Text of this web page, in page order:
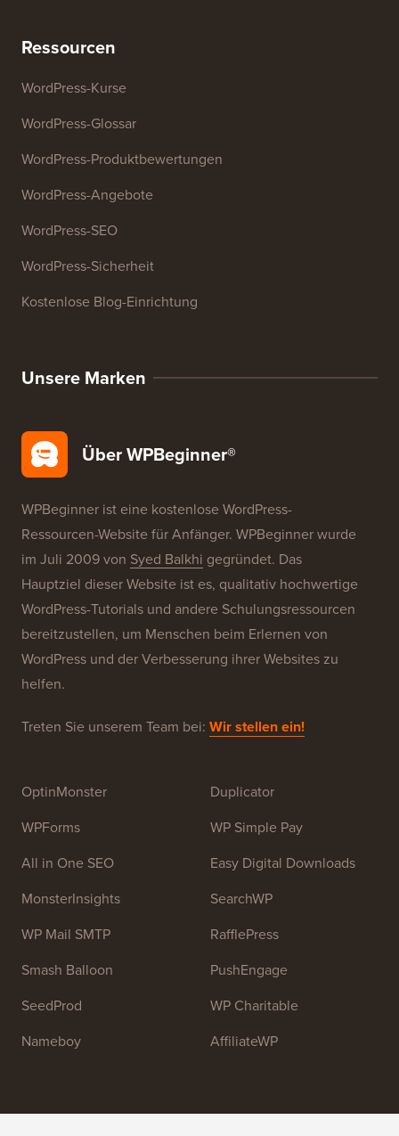
Ressourcen
WordPress-Kurse
WordPress-Glossar
WordPress-Produktbewertungen
WordPress-Angebote
WordPress-SEO
WordPress-Sicherheit
Kostenlose Blog-Einrichtung
Unsere Marken
Über WPBeginner®
WPBeginner ist eine kostenlose WordPress-
Ressourcen-Website für Anfänger. WPBeginner wurde
im Juli 2009 von Syed Balkhi gegründet. Das
Hauptziel dieser Website ist es, qualitativ hochwertige
WordPress-Tutorials und andere Schulungsressourcen
bereitzustellen, um Menschen beim Erlernen von
WordPress und der Verbesserung ihrer Websites zu
helfen.
Treten Sie unserem Team bei: Wir stellen ein!
OptinMonster
WPForms
All in One SEO
MonsterInsights
WP Mail SMTP
Smash Balloon
SeedProd
Nameboy
Duplicator
WP Simple Pay
Easy Digital Downloads
SearchWP
RafflePress
PushEngage
WP Charitable
AffiliateWP